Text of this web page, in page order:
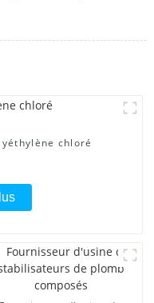
chloré